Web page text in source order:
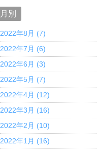
月別
2022年8月 (7)
2022年7月 (6)
2022年6月 (3)
2022年5月 (7)
2022年4月 (12)
2022年3月 (16)
2022年2月 (10)
2022年1月 (16)